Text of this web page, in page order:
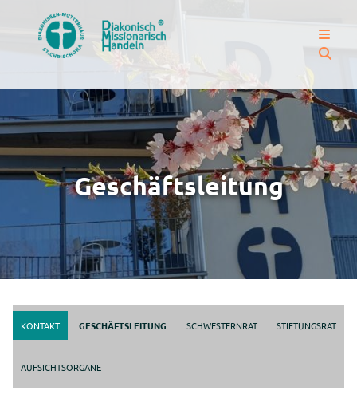
Geschäftsleitung
KONTAKT GESCHÄFTSLEITUNG SCHWESTERNRAT STIFTUNGSRAT
AUFSICHTSORGANE